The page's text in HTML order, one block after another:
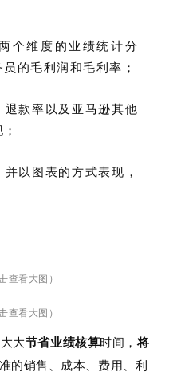
个维度的业绩统计分
的毛利润和毛利率；
款率以及亚马逊其他
以图表的方式表现，
查看大图）
查看大图）
大节省业绩核算时间，将
的销售、成本、费用、利